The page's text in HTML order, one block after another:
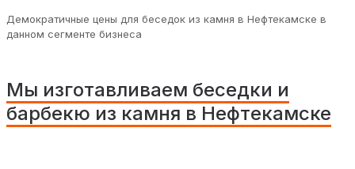
Демократичные цены для беседок из камня в Нефтекамске в
данном сегменте бизнеса
Мы изготавливаем беседки и
барбекю из камня в Нефтекамске